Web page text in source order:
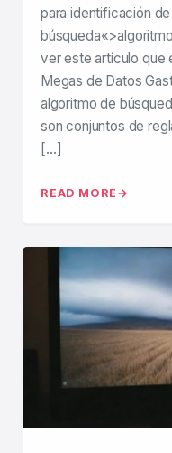
para identificación
ver este artículo que
Megas de Datos
algoritmo de
son conjuntos de
[…]
READ MORE